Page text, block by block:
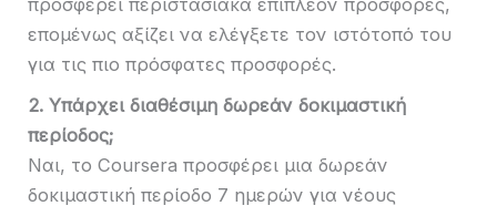
προσφέρει περιστασιακά επιπλέον προσφορές,
επομένως αξίζει να ελέγξετε τον ιστότοπό του
για τις πιο πρόσφατες προσφορές.
2. Υπάρχει διαθέσιμη δωρεάν δοκιμαστική
περίοδος;
Ναι, το Coursera προσφέρει μια δωρεάν
δοκιμαστική περίοδο 7 ημερών για νέους